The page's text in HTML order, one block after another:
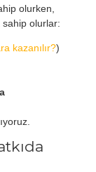
olurken,
sahip olurlar:
kazanılır?)